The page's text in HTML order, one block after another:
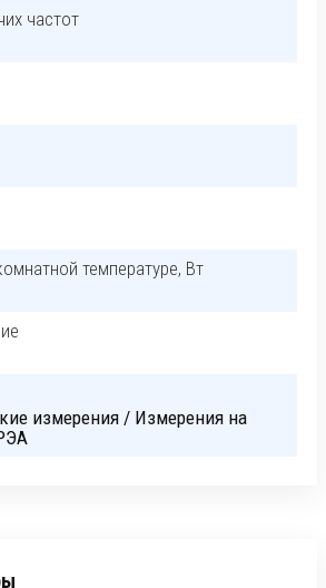
частот
температуре, Вт
измерения / Измерения на